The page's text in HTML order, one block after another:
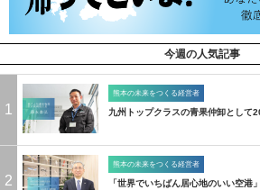
今週の人気記事
1
熊本の未来をつくる経営者
九州トップクラスの青果仲卸として
2
熊本の未来をつくる経営者
「世界でいちばん居心地のいい空港